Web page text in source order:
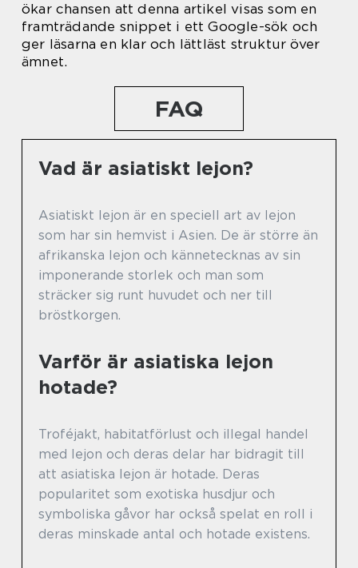
ökar chansen att denna artikel visas som en
framträdande snippet i ett Google-sök och
ger läsarna en klar och lättläst struktur över
ämnet.
FAQ
Vad är asiatiskt lejon?
Asiatiskt lejon är en speciell art av lejon
som har sin hemvist i Asien. De är större än
afrikanska lejon och kännetecknas av sin
imponerande storlek och man som
sträcker sig runt huvudet och ner till
bröstkorgen.
Varför är asiatiska lejon
hotade?
Troféjakt, habitatförlust och illegal handel
med lejon och deras delar har bidragit till
att asiatiska lejon är hotade. Deras
popularitet som exotiska husdjur och
symboliska gåvor har också spelat en roll i
deras minskade antal och hotade existens.